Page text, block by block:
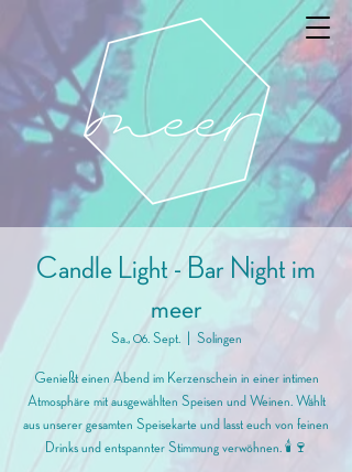
Candle Light - Bar Night im
meer
Sa., 06. Sept.
  |
Solingen
Genießt einen Abend im Kerzenschein in einer intimen
Atmosphäre mit ausgewählten Speisen und Weinen. Wählt
aus unserer gesamten Speisekarte und lasst euch von feinen
Drinks und entspannter Stimmung verwöhnen. 🕯️🍷